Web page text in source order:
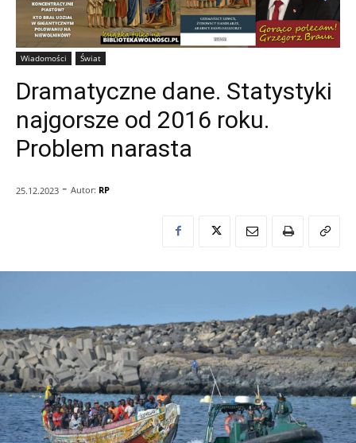
Wiadomości Świat
Dramatyczne dane. Statystyki
najgorsze od 2016 roku.
Problem narasta
25.12.2023 - Autor: RP